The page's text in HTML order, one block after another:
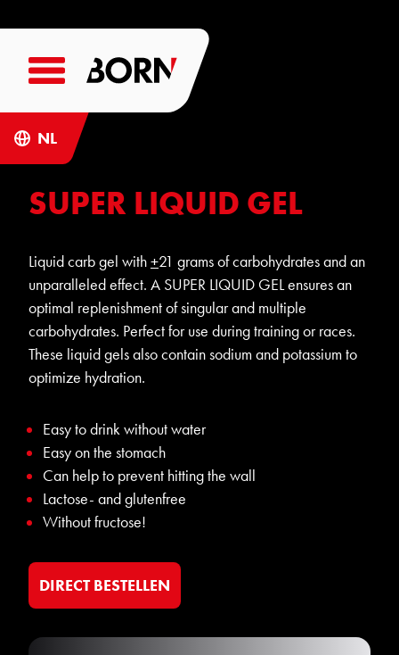
NL
SUPER LIQUID GEL
Liquid carb gel with+21 grams of carbohydrates and an
unparalleled effect. A SUPER LIQUID GEL ensures an
optimal replenishment of singular and multiple
carbohydrates. Perfect for use during training or races.
These liquid gels also contain sodium and potassium to
optimize hydration.
Easy to drink without water
Easy on the stomach
Can help to prevent hitting the wall
Lactose- and glutenfree
Without fructose!
DIRECT BESTELLEN